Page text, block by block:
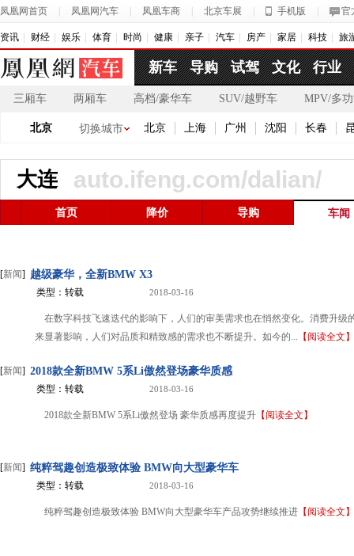
凤凰网首页 凤凰网汽车 凤凰车商 北京车展 手机版 官
资讯 财经 娱乐 体育 时尚 健康 亲子 汽车 房产 家居 科技 旅
新车 导购 试驾 文化 行业
三厢车 两厢车 高档/豪华车 SUV/越野车 MPV/多
北京 切换城市 北京 上海 广州 沈阳 长春
大连 auto.ifeng.com/dalian/
首页 降价 导购 车闻
[新闻] 越级豪华，全新BMW X3
类型：转载 2018-03-16
在数字科技飞速迭代的影响下，人们的审美需求也在悄然变化。消费升级
来显著影响，人们对品质和精致感的需求也不断提升。如今的... 【阅读全文】
[新闻] 2018款全新BMW 5系Li傲然登场豪华质感
类型：转载 2018-03-16
2018款全新BMW 5系Li傲然登场 豪华质感再度提升 【阅读全文】
[新闻] 纯粹驾趣创造极致体验 BMW向大型豪华车
类型：转载 2018-03-16
纯粹驾趣创造极致体验 BMW向大型豪华车产品攻势继续推进 【阅读全文】